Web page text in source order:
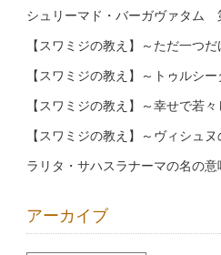
シュリーマド・バーガヴァタム
【スワミジの教え】～ただ一つ
【スワミジの教え】～トゥルシー
【スワミジの教え】～幸せで若
【スワミジの教え】～ヴィシュ
ラリタ・サハスラナーマの名の
アーカイブ